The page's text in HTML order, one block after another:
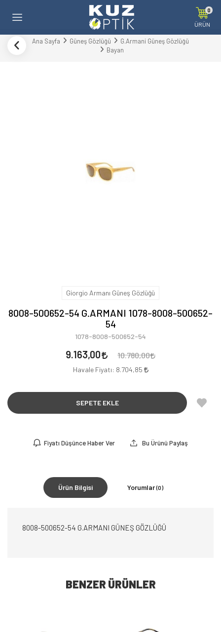
0
ÜRÜN
Ana Sayfa Güneş Gözlüğü
G.Armani Güneş Gözlüğü
Bayan
Giorgio Armanı Güneş Gözlüğü
8008-500652-54 G.ARMANI 1078-8008-500652-
54
1078-8008-500652-54
9.163,00 10.780,00
Havale Fiyatı: 8.704,85
SEPETE EKLE
Fiyatı Düşünce Haber Ver Bu Ürünü Paylaş
Ürün Bilgisi Yorumlar(0)
8008-500652-54 G.ARMANI GÜNEŞ GÖZLÜĞÜ
BENZER ÜRÜNLER